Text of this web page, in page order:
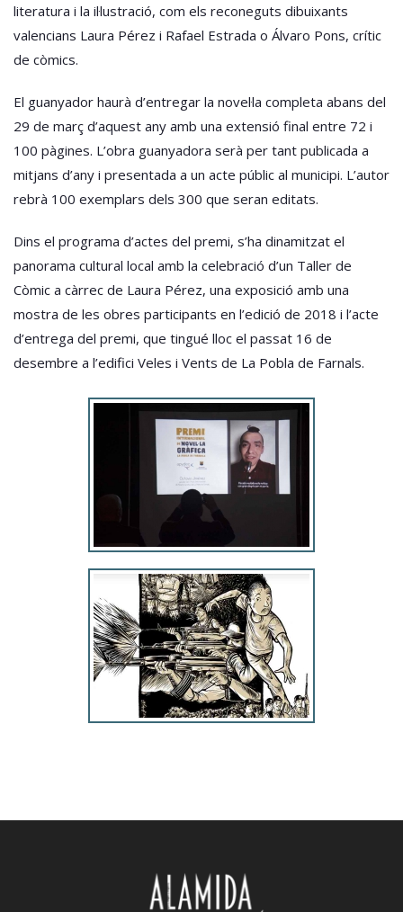
literatura i la il·lustració, com els reconeguts dibuixants
valencians Laura Pérez i Rafael Estrada o Álvaro Pons, crític
de còmics.
El guanyador haurà d’entregar la novel·la completa abans del
29 de març d’aquest any amb una extensió final entre 72 i
100 pàgines. L’obra guanyadora serà per tant publicada a
mitjans d’any i presentada a un acte públic al municipi. L’autor
rebrà 100 exemplars dels 300 que seran editats.
Dins el programa d’actes del premi, s’ha dinamitzat el
panorama cultural local amb la celebració d’un Taller de
Còmic a càrrec de Laura Pérez, una exposició amb una
mostra de les obres participants en l’edició de 2018 i l’acte
d’entrega del premi, que tingué lloc el passat 16 de
desembre a l’edifici Veles i Vents de La Pobla de Farnals.